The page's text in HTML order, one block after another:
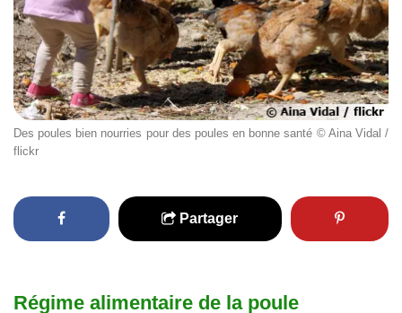
Des poules bien nourries pour des poules en bonne santé © Aina Vidal /
flickr
Partager
Régime alimentaire de la poule